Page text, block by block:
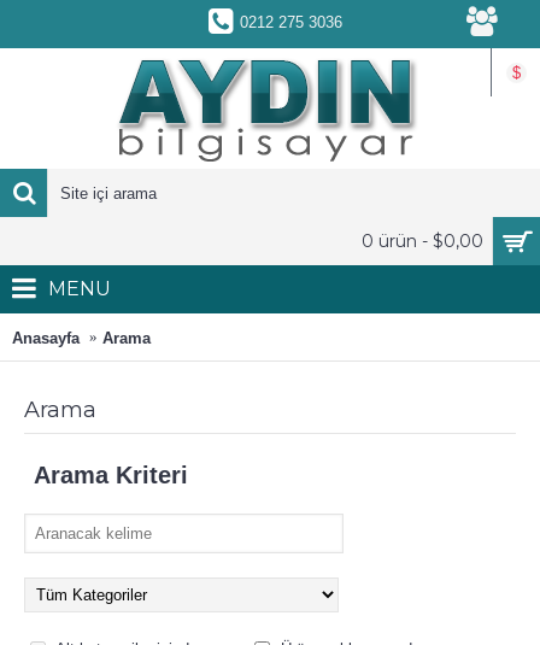
0212 275 3036
$
0 ürün - $0,00
MENU
Anasayfa Arama
Arama
Arama Kriteri